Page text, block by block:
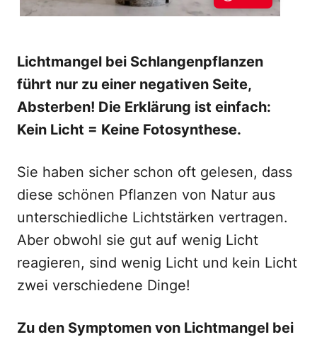
Lichtmangel bei Schlangenpflanzen
führt nur zu einer negativen Seite,
Absterben! Die Erklärung ist einfach:
Kein Licht = Keine Fotosynthese.
Sie haben sicher schon oft gelesen, dass
diese schönen Pflanzen von Natur aus
unterschiedliche Lichtstärken vertragen.
Aber obwohl sie gut auf wenig Licht
reagieren, sind wenig Licht und kein Licht
zwei verschiedene Dinge!
Zu den Symptomen von Lichtmangel bei